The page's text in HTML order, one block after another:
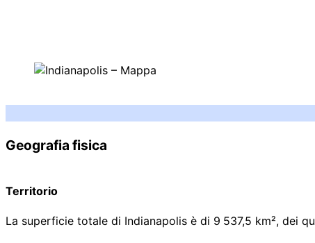
Geografia fisica
Territorio
La superficie totale di Indianapolis è di 9 537,5 km², dei